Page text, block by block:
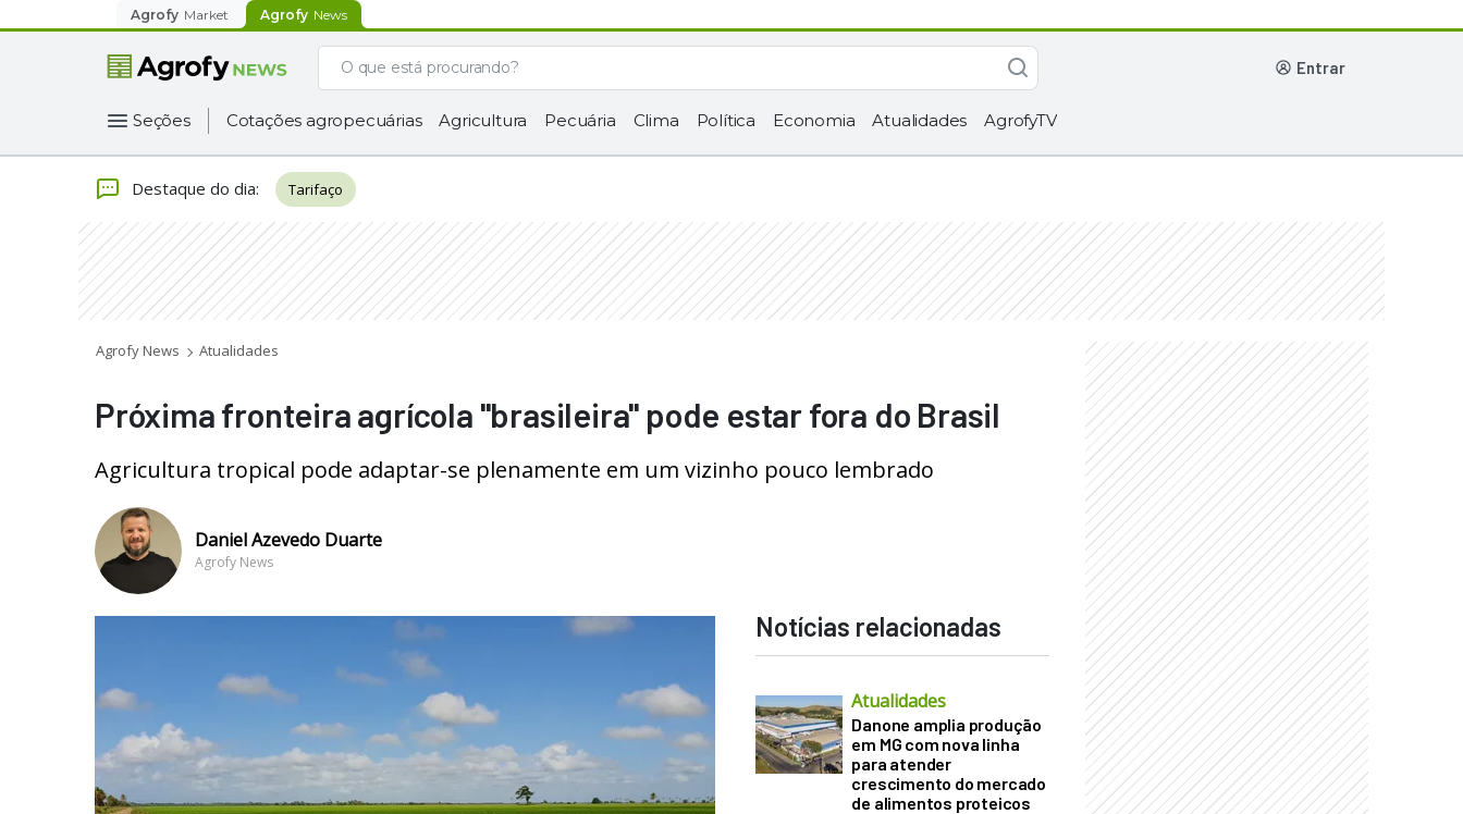
Agrofy Market Agrofy News
entrar
Seções Cotações agropecuárias Agricultura Pecuária Clima Política Economia Atualidades AgrofyTV
Destaque do dia: Tarifaço
Agrofy News Atualidades
Próxima fronteira agrícola "brasileira" pode estar fora do Brasil
Agricultura tropical pode adaptar-se plenamente em um vizinho pouco lembrado
Daniel Azevedo Duarte
Agrofy News
Notícias relacionadas
Atualidades
Danone amplia produção
em MG com nova linha
para atender
crescimento do mercado
de alimentos proteicos